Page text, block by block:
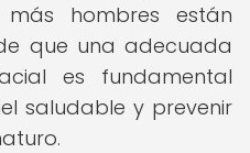
hombres están
que una adecuada
es fundamental
saludable y prevenir